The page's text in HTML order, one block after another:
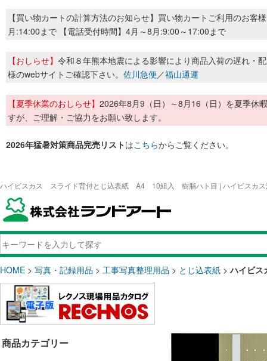
【買い物カートの計算方法のお知らせ】買い物カートご利用のお客
月:14:00まで 【電話受付時間】4月～8月:9:00～17:00まで
【おしらせ】 令和８年熊本地震による影響により商品入荷の遅れ・
様のwebサイトご確認下さい。 佐川急便／福山通運
【夏季休業のおしらせ】 2026年8月9（日）～8月16（日）を夏季休
すが、ご理解・ご協力をお願い致します。
2026年猛暑対策商品完売リストはこちらからご覧ください。
ハイビスカス スライド背付とじ込表紙 A4 10組入 樹脂ハト目 | ハイビスカス
HOME > 写真・記録用品 > 工事写真整理用品 > とじ込表紙 >ハイビ
商品カテゴリー